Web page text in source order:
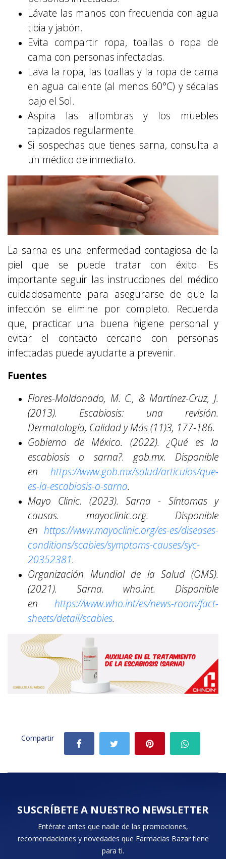
Lávate las manos con frecuencia con agua
tibia y jabón.
Evita compartir ropa, toallas o ropa de
cama con personas infectadas.
Lava la ropa, las toallas y la ropa de cama
en agua caliente (al menos 60°C) y sécalas
bajo el Sol.
Aspira las alfombras y los muebles
tapizados regularmente.
Si sospechas que tienes sarna, consulta a
un médico de inmediato.
La sarna es una enfermedad contagiosa de la
piel que se puede tratar con éxito. Es
importante seguir las instrucciones del médico
cuidadosamente para asegurarse de que la
infección se elimine por completo. Recuerda
que, practicar una buena higiene personal y
evitar el contacto cercano con personas
infectadas puede ayudarte a prevenir.
Fuentes
Flores-Maldonado, M. C., & Martínez-Cruz, J.
(2013). Escabiosis: una revisión.
Dermatología, Calidad y Más (11)3, 177-186.
Gobierno de México. (2022). ¿Qué es la
escabiosis o sarna?. gob.mx. Disponible
en https://www.gob.mx/salud/articulos/que-
es-la-escabiosis-o-sarna.
Mayo Clinic. (2023). Sarna - Síntomas y
causas. mayoclinic.org. Disponible
en https://www.mayoclinic.org/es-es/diseases-
conditions/scabies/symptoms-causes/syc-
20352381.
Organización Mundial de la Salud (OMS).
(2021). Sarna. who.int. Disponible
en https://www.who.int/es/news-room/fact-
sheets/detail/scabies.
SUSCRÍBETE A NUESTRO NEWSLETTER
Entérate antes que nadie de las promociones,
recomendaciones y novedades que Farmacias Bazar tiene
para ti.